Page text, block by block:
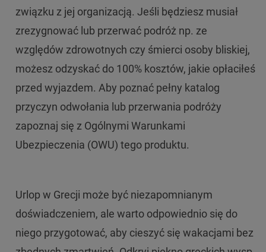
związku z jej organizacją. Jeśli będziesz musiał
zrezygnować lub przerwać podróż np. ze
względów zdrowotnych czy śmierci osoby bliskiej,
możesz odzyskać do 100% kosztów, jakie opłaciłeś
przed wyjazdem. Aby poznać pełny katalog
przyczyn odwołania lub przerwania podróży
zapoznaj się z Ogólnymi Warunkami
Ubezpieczenia (OWU) tego produktu.
Urlop w Grecji może być niezapomnianym
doświadczeniem, ale warto odpowiednio się do
niego przygotować, aby cieszyć się wakacjami bez